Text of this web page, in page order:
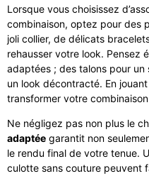
Lorsque vous choisissez
combinaison, optez pour des
joli collier, de délicats
rehausser votre look. Pensez
adaptées ; des talons pour
un look décontracté. En
transformer votre
Ne négligez pas non plus le
adaptée garantit non
le rendu final de votre tenue.
culotte sans couture peuvent